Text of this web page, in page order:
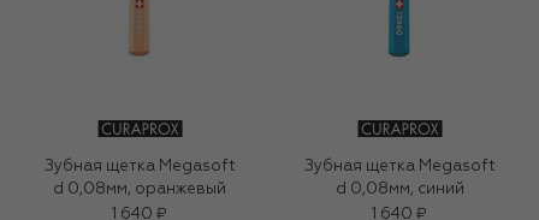
Зубная щетка Megasoft
d 0,08мм, оранжевый
1 640 ₽
Зубная щетка Megasoft
d 0,08мм, синий
1 640 ₽